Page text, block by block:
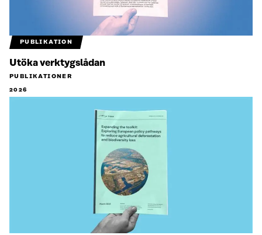
PUBLIKATION
Utöka verktygslådan
PUBLIKATIONER
2026